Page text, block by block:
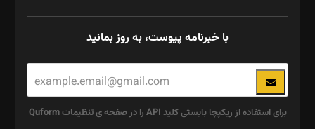
با خبرنامه پیوست، به روز بمانید
برای استفاده از ریکپچا بایستی کلید API را در صفحه ی تنظیمات Quform